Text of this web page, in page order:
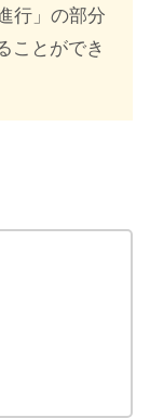
行」の部分
ことができ